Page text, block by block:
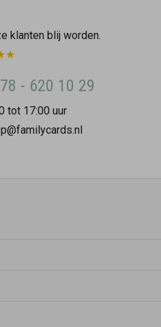
klanten blij worden.
- 620 10 29
tot 17:00 uur